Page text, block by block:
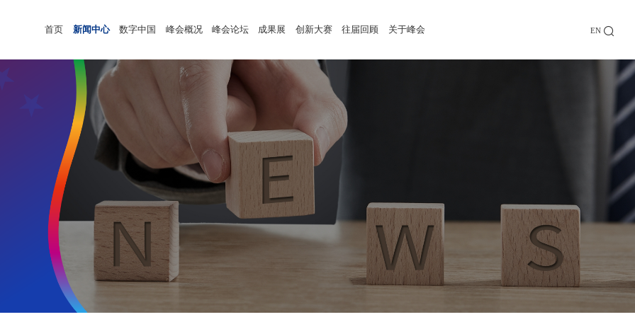
EN
首页 新闻中心 数字中国 峰会概况 峰会论坛 成果展 创新大赛 往届回顾 关于峰会